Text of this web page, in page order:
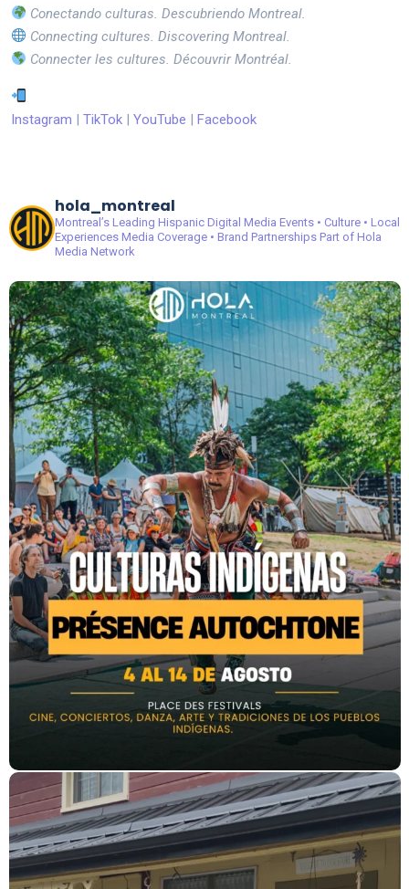
Conectando culturas. Descubriendo Montreal.
Connecting cultures. Discovering Montreal.
Connecter les cultures. Découvrir Montréal.
Instagram | TikTok | YouTube | Facebook
hola_montreal
Montreal’s Leading Hispanic Digital Media Events • Culture • Local
ExperiencesMedia Coverage • Brand PartnershipsPart of Hola
Media Network